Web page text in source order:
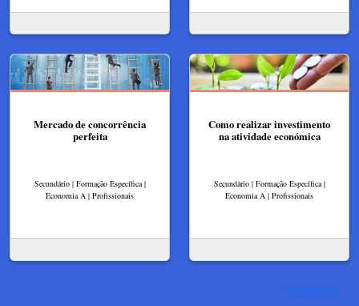
Mercado de concorrência
perfeita
Secundário | Formação Específica |
Economia A | Profissionais
Como realizar investimento
na atividade económica
Secundário | Formação Específica |
Economia A | Profissionais
Ver mais